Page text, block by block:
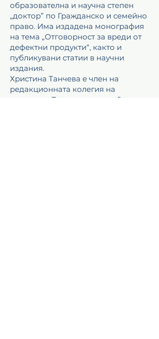
образователна и научна степен
„доктор” по Гражданско и семейно
право. Има издадена монография
на тема „Отговорност за вреди от
дефектни продукти“, както и
публикувани статии в научни
издания.
Христина Танчева е член на
редакционната колегия на
списание „Търговско право” от